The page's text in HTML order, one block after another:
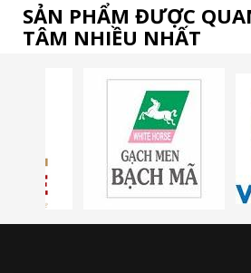
SẢN PHẨM ĐƯỢC
TÂM NHIỀU NHẤT